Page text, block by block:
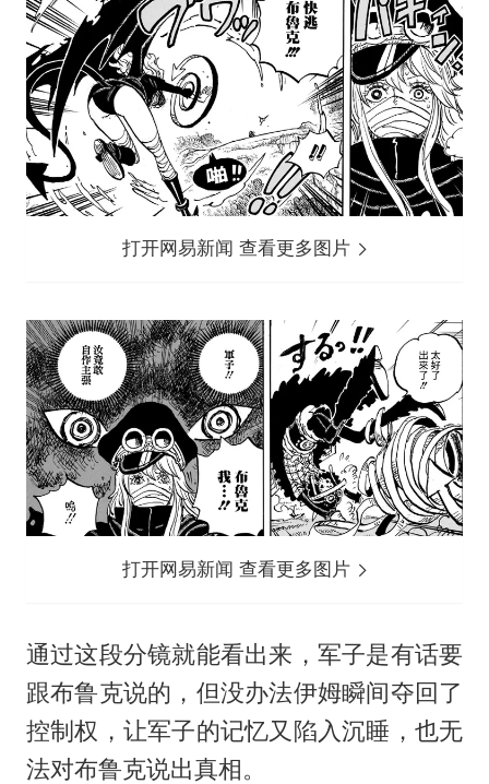
打开网易新闻 查看更多图片
打开网易新闻 查看更多图片
通过这段分镜就能看出来，军子是有话要
跟布鲁克说的，但没办法伊姆瞬间夺回了
控制权，让军子的记忆又陷入沉睡，也无
法对布鲁克说出真相。